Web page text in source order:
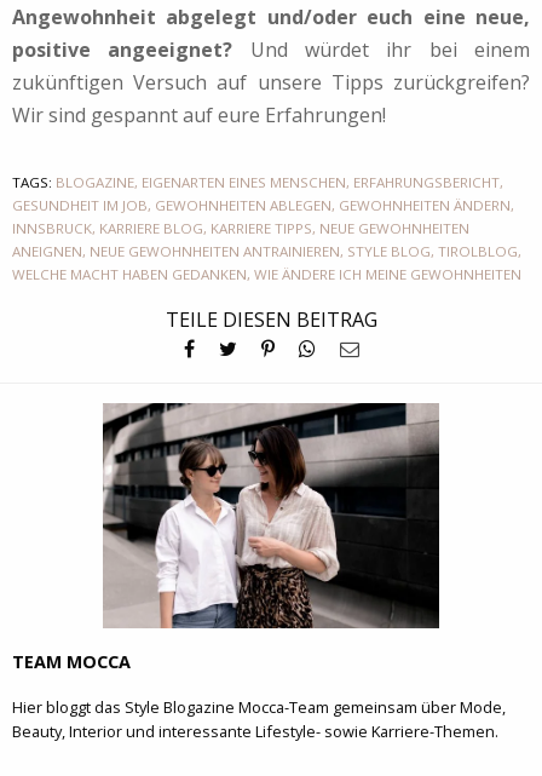
Angewohnheit abgelegt und/oder euch eine neue,
positive angeeignet? Und würdet ihr bei einem
zukünftigen Versuch auf unsere Tipps zurückgreifen?
Wir sind gespannt auf eure Erfahrungen!
TAGS: BLOGAZINE, EIGENARTEN EINES MENSCHEN, ERFAHRUNGSBERICHT,
GESUNDHEIT IM JOB, GEWOHNHEITEN ABLEGEN, GEWOHNHEITEN ÄNDERN,
INNSBRUCK, KARRIERE BLOG, KARRIERE TIPPS, NEUE GEWOHNHEITEN
ANEIGNEN, NEUE GEWOHNHEITEN ANTRAINIEREN, STYLE BLOG, TIROLBLOG,
WELCHE MACHT HABEN GEDANKEN, WIE ÄNDERE ICH MEINE GEWOHNHEITEN
TEILE DIESEN BEITRAG
TEAM MOCCA
Hier bloggt das Style Blogazine Mocca-Team gemeinsam über Mode,
Beauty, Interior und interessante Lifestyle- sowie Karriere-Themen.